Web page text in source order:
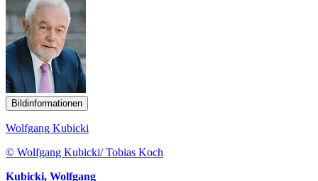
Bildinformationen
Wolfgang Kubicki
© Wolfgang Kubicki/ Tobias Koch
Kubicki, Wolfgang